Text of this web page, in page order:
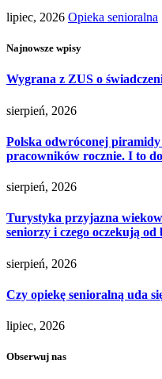
lipiec, 2026 Opieka senioralna
Najnowsze wpisy
Wygrana z ZUS o
sierpień, 2026
Polska odwróconej
pracowników rocznie. I to
sierpień, 2026
Turystyka przyjazna
seniorzy i czego oczekują od
sierpień, 2026
Czy opiekę senioralną uda
lipiec, 2026
Obserwuj nas